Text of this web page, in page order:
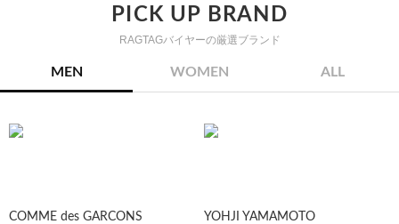
PICK UP BRAND
RAGTAGバイヤーの厳選ブランド
MEN WOMEN ALL
COMME des GARCONS YOHJI YAMAMOTO